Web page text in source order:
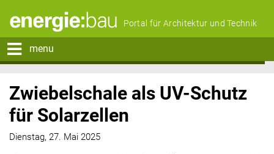
Portal für Architektur und Technik
menu
Zwiebelschale als UV-Schutz
für Solarzellen
Dienstag, 27. Mai 2025